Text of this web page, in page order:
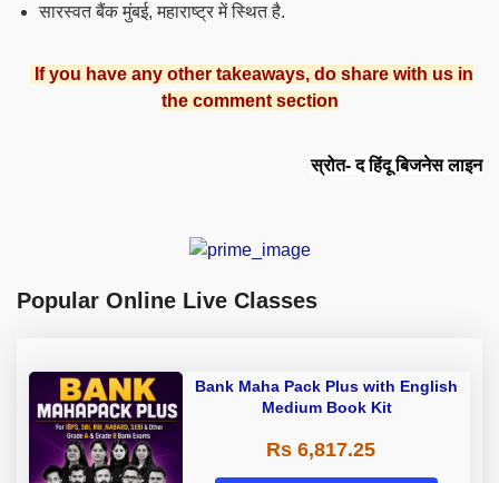
सारस्वत बैंक मुंबई, महाराष्ट्र में स्थित है.
If you have any other takeaways, do share with us in
the comment section
स्रोत- द हिंदू बिजनेस लाइन
Popular Online Live Classes
Bank Maha Pack Plus with English
Medium Book Kit
Rs 6,817.25